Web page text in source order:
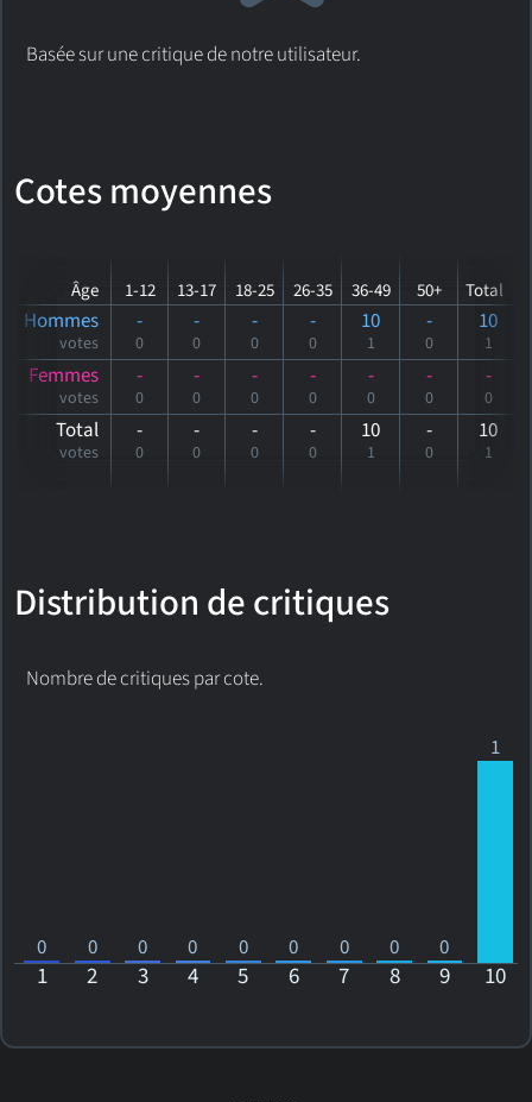
Basée sur une critique de notre utilisateur.
Cotes moyennes
Âge 1-12 13-17 18-25 26-35 36-49 50+ Total
Hommes
votes
-
0
-
0
-
0
-
0
10
1
-
0
10
1
Femmes
votes
-
0
-
0
-
0
-
0
-
0
-
0
-
0
Total
votes
-
0
-
0
-
0
-
0
10
1
-
0
10
1
Distribution de critiques
Nombre de critiques par cote.
0 0 0 0 0 0 0 0 0
1
1 2 3 4 5 6 7 8 9 10